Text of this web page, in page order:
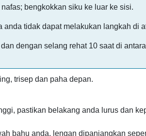
bengkokkan siku ke luar ke sisi.
tidak dapat melakukan langkah di
dengan selang rehat 10 saat di antara
trisep dan paha depan.
pastikan belakang anda lurus dan
bahu anda, lengan dipanjangkan